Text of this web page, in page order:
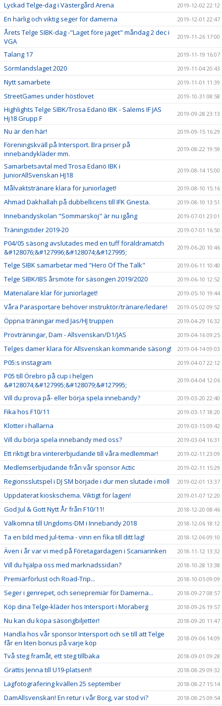
Lyckad Telge-dag i Västergård Arena 2019-12-02 22:12
En härlig och viktig seger för damerna 2019-12-01 22:47
Årets Telge SIBK-dag -"Laget före jaget" måndag 2 dec i
VGA
2019-11-26 17:00
Talang 17 2019-11-19 16:07
Sörmlandslaget 2020 2019-11-04 20:43
Nytt samarbete 2019-11-01 11:39
StreetGames under höstlovet 2019-10-31 08:58
Highlights Telge SIBK/Trosa Edanö IBK - Salems IF JAS
Hj18 Grupp F
2019-09-28 23:13
Nu är den här! 2019-09-15 16:29
Föreningskväll på Intersport. Bra priser på
innebandykläder mm.
2019-08-22 19:59
Samarbetsavtal med Trosa Edanö IBK i
JuniorAllSvenskan HJ18
2019-08-14 15:00
Målvaktstränare klara för juniorlaget! 2019-08-10 15:16
Ahmad Dakhallah på dubbellicens till IFK Gnesta. 2019-08-10 13:51
Innebandyskolan "Sommarskoj" är nu igång 2019-07-01 23:01
Träningstider 2019-20 2019-07-01 16:50
P04/05 säsong avslutades med en tuff föräldramatch
&#128076;&#127996;&#128074;&#127995;
2019-06-20 10:46
Telge SIBK samarbetar med "Hero Of The Talk" 2019-06-11 10:40
Telge SIBK/IBS årsmöte för säsongen 2019/2020 2019-06-10 12:52
Materialare klar för juniorlaget! 2019-05-10 19:44
Våra Parasportare behöver instruktör/tränare/ledare! 2019-05-02 09:52
Öppna träningar med Jas/HJ truppen 2019-04-29 16:32
Provträningar, Dam - Allsvenskan/D1/JAS 2019-04-16 09:25
Telges damer klara för Allsvenskan kommande säsong! 2019-04-14 09:03
P05:s instagram 2019-04-07 22:12
P05 till Örebro på cup i helgen
&#128074;&#127995;&#128079;&#127995;
2019-04-04 12:06
Vill du prova på- eller börja spela innebandy? 2019-03-20 22:40
Fika hos F10/11 2019-03-17 18:20
Klotter i hallarna 2019-03-15 09:42
Vill du börja spela innebandy med oss? 2019-03-04 16:31
Ett riktigt bra vintererbjudande till våra medlemmar! 2019-02-11 23:09
Medlemserbjudande från vår sponsor Actic 2019-02-11 15:29
Regionsslutspel i DJ SM började i dur men slutade i moll 2019-02-01 13:37
Uppdaterat kioskschema. Viktigt för lagen! 2019-01-07 12:20
God Jul & Gott Nytt År från F10/11! 2018-12-20 08:46
Välkomna till Ungdoms-DM i Innebandy 2018 2018-12-06 18:12
Ta en bild med jul-tema - vinn en fika till ditt lag! 2018-12-06 09:10
Även i år var vi med på Företagardagen i Scaniarinken 2018-11-12 13:32
Vill du hjälpa oss med marknadssidan? 2018-10-28 13:38
Premiärförlust och Road-Trip... 2018-10-05 09:09
Seger i genrepet, och seriepremiär för Damerna... 2018-09-27 08:57
Köp dina Telge-kläder hos Intersport i Moraberg 2018-09-26 19:57
Nu kan du köpa säsongbiljetter! 2018-09-20 11:47
Handla hos vår sponsor Intersport och se till att Telge
får en liten bonus på varje köp
2018-09-06 14:09
Två steg framåt, ett steg tillbaka 2018-09-01 09:28
Grattis Jenna till U19-platsen!! 2018-08-29 09:32
Lagfotografering kvällen 25 september 2018-08-27 15:14
DamAllsvenskan! En retur i vår Borg, var stod vi? 2018-08-25 09:54